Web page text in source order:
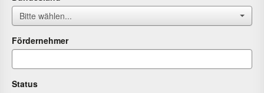
Bitte wählen...
Fördernehmer
Status